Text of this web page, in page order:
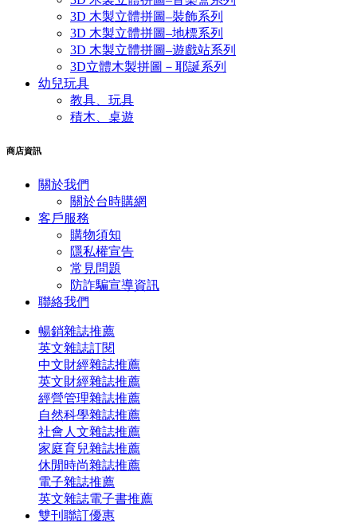
3D 木製立體拼圖–裝飾系列
3D 木製立體拼圖–地標系列
3D 木製立體拼圖–遊戲站系列
3D立體木製拼圖－耶誕系列
幼兒玩具
教具、玩具
積木、桌遊
商店資訊
關於我們
關於台時購網
客戶服務
購物須知
隱私權宣告
常見問題
​防詐騙宣導資訊
聯絡我們
暢銷雜誌推薦
英文雜誌訂閱
中文財經雜誌推薦
英文財經雜誌推薦
經營管理雜誌推薦
自然科學雜誌推薦
社會人文雜誌推薦
家庭育兒雜誌推薦
休閒時尚雜誌推薦
電子雜誌推薦
英文雜誌電子書推薦
雙刊聯訂優惠